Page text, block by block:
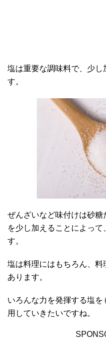
塩は重要な調味料で、少し
す。
ぜんざいなど味付けは砂
を少し加えることによっ
す。
塩は料理にはもちろん、
あります。
いろんな力を発揮する塩
用していきたいですね。